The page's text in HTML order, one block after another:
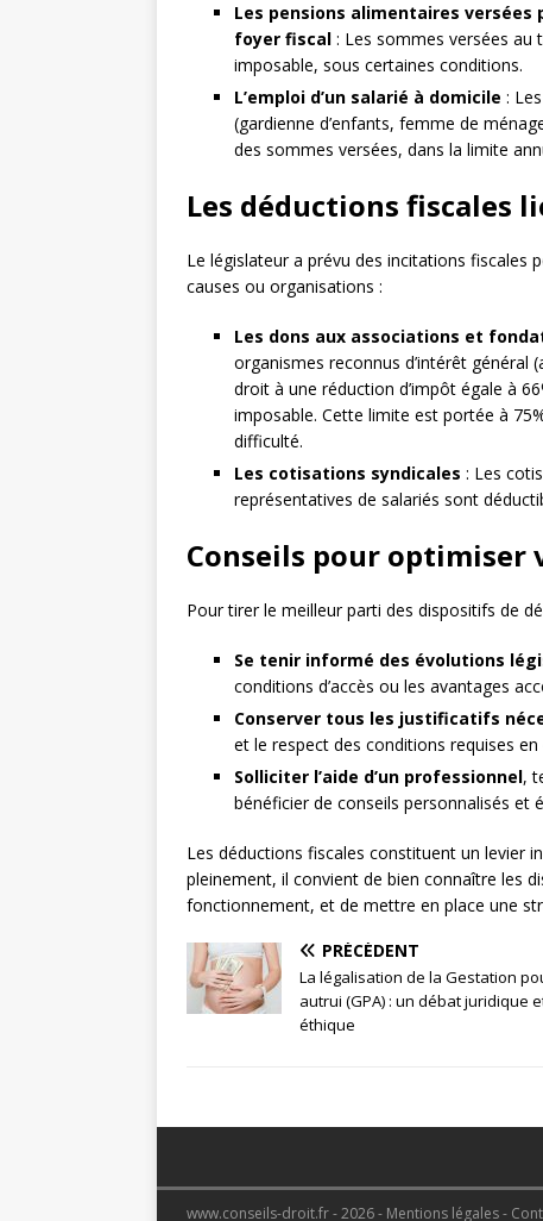
Les pensions alimentaires
foyer fiscal : Les sommes versées au
imposable, sous certaines conditions.
L’emploi d’un salarié à domicile :
(gardienne d’enfants, femme de
des sommes versées, dans la limite
Les déductions fiscales
Le législateur a prévu des incitations fiscales
causes ou organisations :
Les dons aux associations et
organismes reconnus d’intérêt
droit à une réduction d’impôt égale à
imposable. Cette limite est portée à
difficulté.
Les cotisations syndicales : Les
représentatives de salariés sont
Conseils pour optimiser
Pour tirer le meilleur parti des dispositifs de
Se tenir informé des évolutions
conditions d’accès ou les avantages
Conserver tous les justificatifs
et le respect des conditions requises
Solliciter l’aide d’un professionnel,
bénéficier de conseils personnalisés et
Les déductions fiscales constituent un levier
pleinement, il convient de bien connaître les
fonctionnement, et de mettre en place une
PRÉCÉDENT
La légalisation de la Gestation
autrui (GPA) : un débat juridique
éthique
www.conseils-droit.fr - 2026 - Mentions légales -